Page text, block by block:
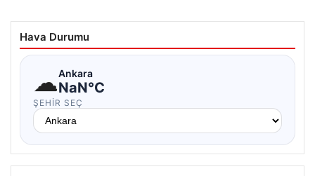
Hava Durumu
☁Ankara
NaN°C
ŞEHIR SEÇ